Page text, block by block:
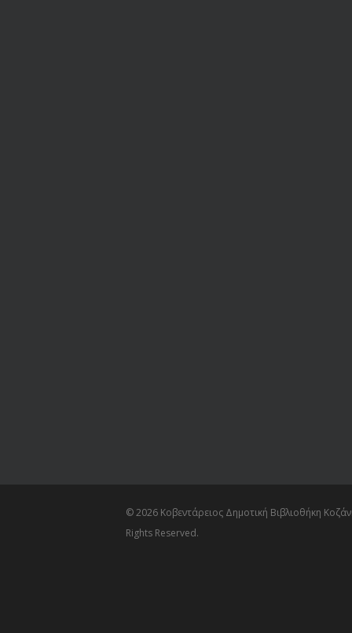
© 2026 Κοβεντάρειος Δημοτική Βιβλιοθήκη
Rights Reserved.